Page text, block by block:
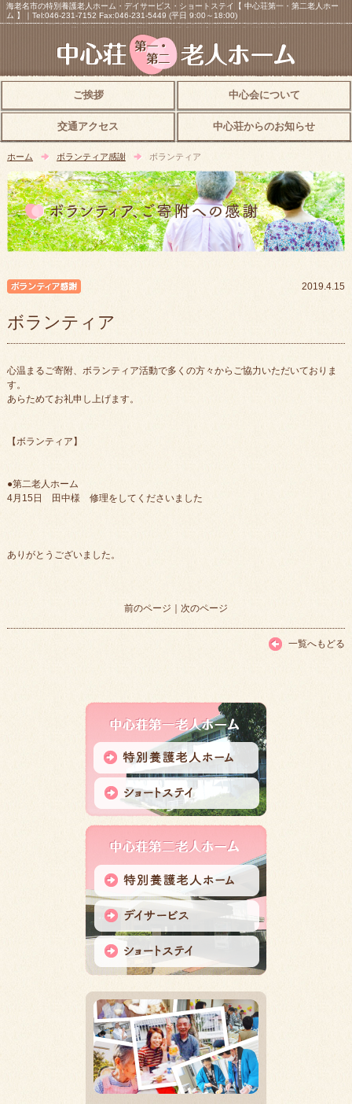
海老名市の特別養護老人ホーム・デイサービス・ショートステイ【 中心荘第一・第二老人ホー
ム 】｜Tel:046-231-7152 Fax:046-231-5449 (平日 9:00～18:00)
ご挨拶 中心会について
交通アクセス 中心荘からのお知らせ
ホーム ボランティア感謝 ボランティア
2019.4.15
ボランティア
心温まるご寄附、ボランティア活動で多くの方々からご協力いただいておりま
す。
あらためてお礼申し上げます。
【ボランティア】
●第二老人ホーム
4月15日 田中様 修理をしてくださいました
ありがとうございました。
前のページ ｜ 次のページ
一覧へもどる